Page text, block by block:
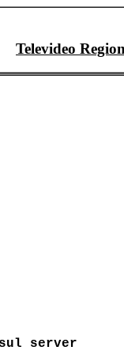
Televideo
server